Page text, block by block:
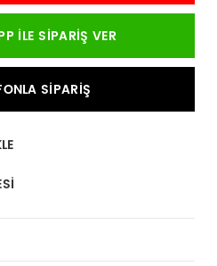
İLE SIPARIŞ VER
SIPARIŞ